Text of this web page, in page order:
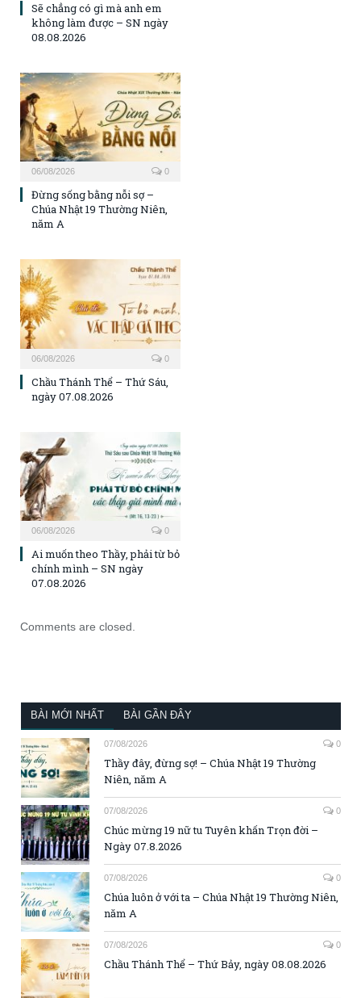
Sẽ chẳng có gì mà anh em
không làm được – SN ngày
08.08.2026
06/08/2026 0
Đừng sống bằng nỗi sợ –
Chúa Nhật 19 Thường Niên,
năm A
06/08/2026 0
Chầu Thánh Thể – Thứ Sáu,
ngày 07.08.2026
06/08/2026 0
Ai muốn theo Thầy, phải từ bỏ
chính mình – SN ngày
07.08.2026
Comments are closed.
BÀI MỚI NHẤT BÀI GẦN ĐÂY
07/08/2026 0
Thầy đây, đừng sợ! – Chúa Nhật 19 Thường
Niên, năm A
07/08/2026 0
Chúc mừng 19 nữ tu Tuyên khấn Trọn đời –
Ngày 07.8.2026
07/08/2026 0
Chúa luôn ở với ta – Chúa Nhật 19 Thường Niên,
năm A
07/08/2026 0
Chầu Thánh Thể – Thứ Bảy, ngày 08.08.2026